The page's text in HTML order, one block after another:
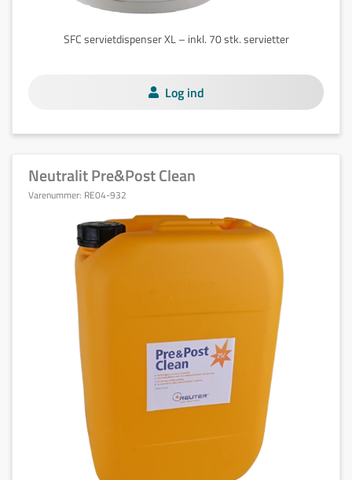
SFC servietdispenser XL – inkl. 70 stk. servietter
Log ind
Neutralit Pre&Post Clean
Varenummer: RE04-932